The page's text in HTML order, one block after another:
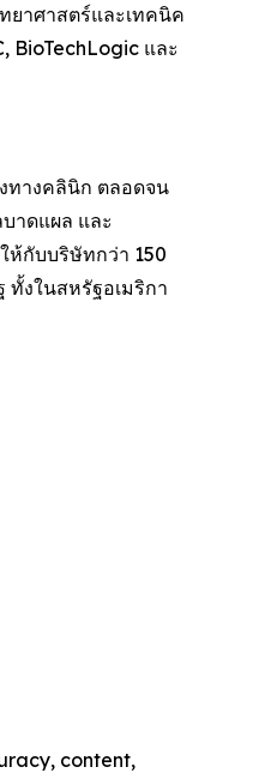
ยาศาสตร์และเทคนิค
BioTechLogic และ
ทางคลินิก ตลอดจน
าดแผล และ
ห้กับบริษัทกว่า 150
งในสหรัฐอเมริกา
content,